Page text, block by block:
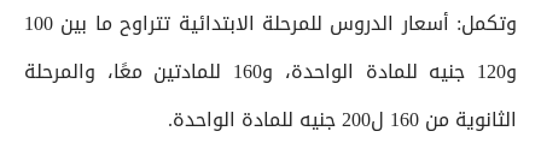
وتكمل: أسعار الدروس للمرحلة الابتدائية تتراوح ما بين 100
و120 جنيه للمادة الواحدة، و160 للمادتين معًا، والمرحلة
الثانوية من 160 ل200 جنيه للمادة الواحدة.